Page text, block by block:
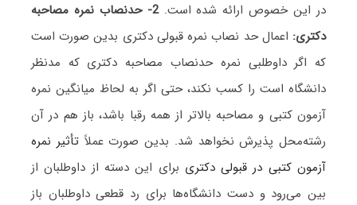
در این خصوص ارائه شده است. 2- حدنصاب نمره مصاحبه
دکتری: اعمال حد نصاب نمره قبولی دکتری بدین صورت است
که اگر داوطلبی نمره حدنصاب مصاحبه دکتری که مدنظر
دانشگاه است را کسب نکند، حتی اگر به لحاظ میانگین نمره
آزمون کتبی و مصاحبه بالاتر از همه رقبا باشد، باز هم در آن
رشته‌محل پذیرش نخواهد شد. بدین صورت عملاً تأثیر نمره
آزمون کتبی در قبولی دکتری برای این دسته از داوطلبان از
بین می‌رود و دست دانشگاه‌ها برای رد قطعی داوطلبان باز